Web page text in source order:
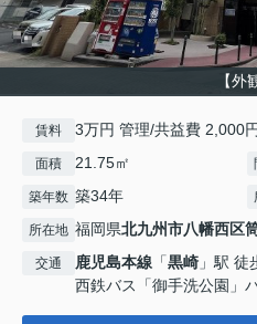
【外
賃料 3万円 管理/共益費 2,000円
面積 21.75㎡
築年数 築34年
所在地 福岡県北九州市八幡西区
交通 鹿児島本線 「黒崎 」駅 徒
西鉄バス「御手洗公園